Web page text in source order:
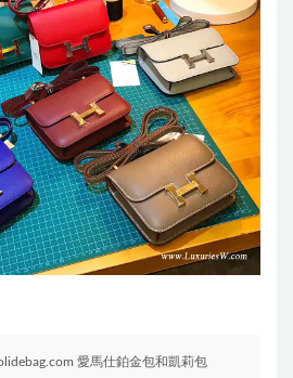
愛馬仕鉑金包和凱莉包